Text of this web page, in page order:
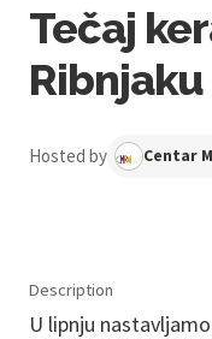
Tečaj
Ribnjaku
Hosted by
Description
U lipnju